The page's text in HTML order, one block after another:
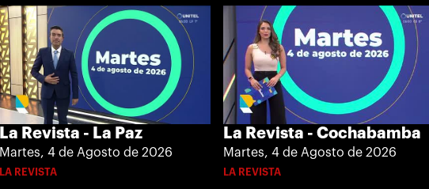
La Revista - La Paz
Martes, 4 de Agosto de 2026
LA REVISTA
La Revista - Cochabamba
Martes, 4 de Agosto de 2026
LA REVISTA